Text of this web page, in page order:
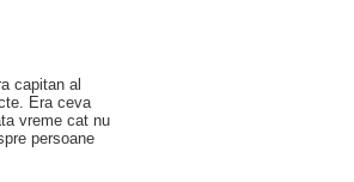
capitan al
Era ceva
vreme cat nu
persoane